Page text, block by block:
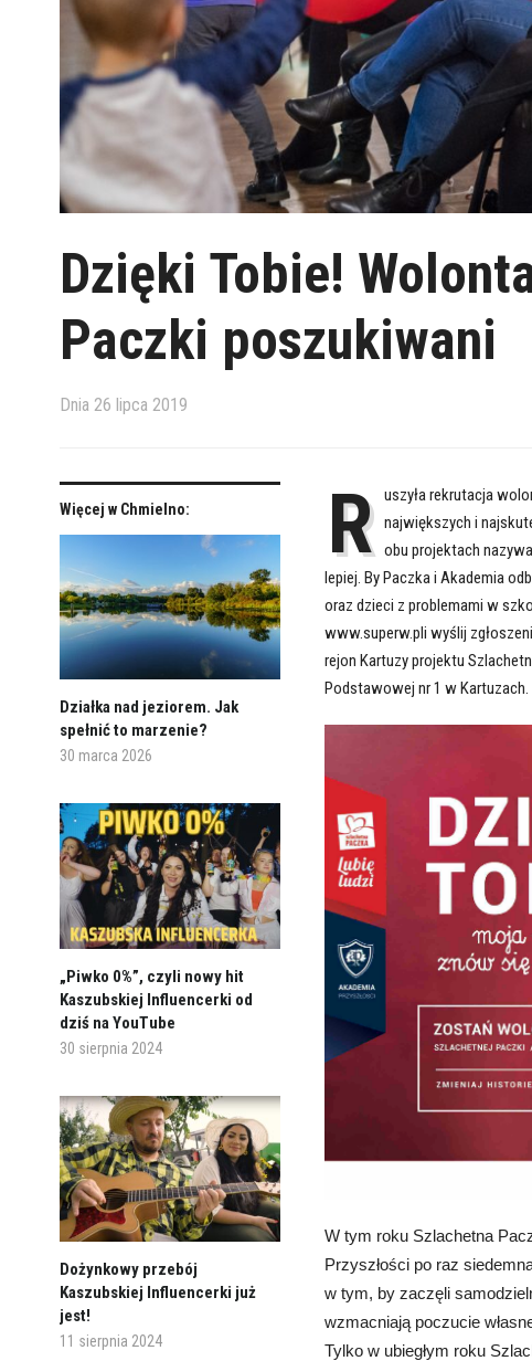
Dzięki Tobie!
Paczki poszukiwani
Dnia 26 lipca 2019
Więcej w Chmielno:
Działka nad jeziorem. Jak
spełnić to marzenie?
30 marca 2026
„Piwko 0%”, czyli nowy hit
Kaszubskiej Influencerki od
dziś na YouTube
30 sierpnia 2024
Dożynkowy przebój
Kaszubskiej Influencerki już
jest!
11 sierpnia 2024
R uszyła rekrutacja
największych i
obu projektach
lepiej. By Paczka i Akademia
oraz dzieci z problemami w
www.superw.pli wyślij
rejon Kartuzy projektu
Podstawowej nr 1 w Kartuzach.
W tym roku Szlachetna
Przyszłości po raz
w tym, by zaczęli
wzmacniają poczucie
Tylko w ubiegłym roku